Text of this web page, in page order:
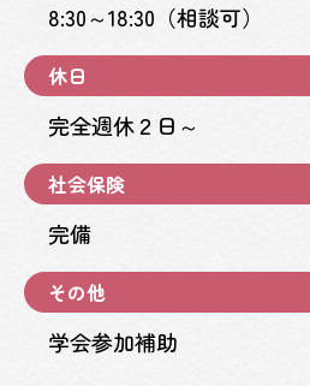
8:30～18:30（相談可）
休日
完全週休２日～
社会保険
完備
その他
学会参加補助